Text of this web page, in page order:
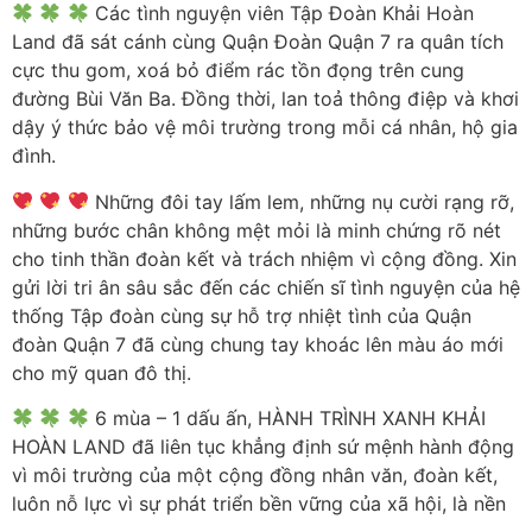
Các tình nguyện viên Tập Đoàn Khải Hoàn
Land đã sát cánh cùng Quận Đoàn Quận 7 ra quân tích
cực thu gom, xoá bỏ điểm rác tồn đọng trên cung
đường Bùi Văn Ba. Đồng thời, lan toả thông điệp và khơi
dậy ý thức bảo vệ môi trường trong mỗi cá nhân, hộ gia
đình.
Những đôi tay lấm lem, những nụ cười rạng rỡ,
những bước chân không mệt mỏi là minh chứng rõ nét
cho tinh thần đoàn kết và trách nhiệm vì cộng đồng. Xin
gửi lời tri ân sâu sắc đến các chiến sĩ tình nguyện của hệ
thống Tập đoàn cùng sự hỗ trợ nhiệt tình của Quận
đoàn Quận 7 đã cùng chung tay khoác lên màu áo mới
cho mỹ quan đô thị.
6 mùa – 1 dấu ấn, HÀNH TRÌNH XANH KHẢI
HOÀN LAND đã liên tục khẳng định sứ mệnh hành động
vì môi trường của một cộng đồng nhân văn, đoàn kết,
luôn nỗ lực vì sự phát triển bền vững của xã hội, là nền